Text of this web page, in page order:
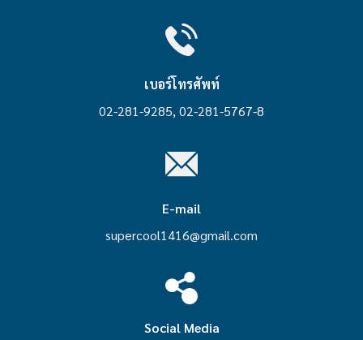
เบอร์โทรศัพท์
02-281-9285, 02-281-5767-8
E-mail
supercool1416@gmail.com
Social Media